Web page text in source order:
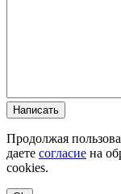
Написать
Продолжая
даете согласие на
cookies.